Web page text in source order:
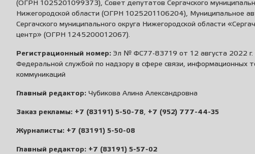
(ОГРН 1025201099373), Совет депутатов Сергачского
Нижегородской области (ОГРН 1025201106204), Муниципальное
Сергачского муниципального округа Нижегородской области
центр» (ОГРН 1245200012067).
Регистрационный номер: Эл № ФС77-83719 от 12 августа 2022 г.
Федеральной службой по надзору в сфере связи, информационных
коммуникаций
Главный редактор: Чубикова Алина Александровна
Заказ рекламы: +7 (83191) 5-50-78, +7 (952) 777-44-35
Журналисты: +7 (83191) 5-50-08
Главный редактор: +7 (83191) 5-57-02